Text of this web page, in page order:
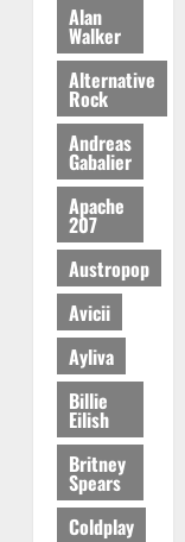
Alan
Walker
Alternative
Rock
Andreas
Gabalier
Apache
207
Austropop
Avicii
Ayliva
Billie
Eilish
Britney
Spears
Coldplay